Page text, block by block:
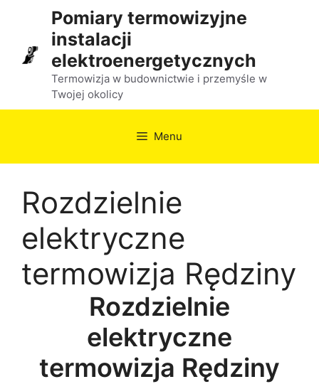
treści
Pomiary termowizyjne
instalacji
elektroenergetycznych
Termowizja w budownictwie i przemyśle w
Twojej okolicy
Menu
Rozdzielnie
elektryczne
termowizja Rędziny
Rozdzielnie
elektryczne
termowizja Rędziny